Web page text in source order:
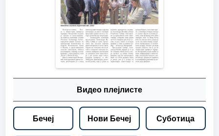
Видео плејлисте
Бечеј Нови Бечеј Суботица